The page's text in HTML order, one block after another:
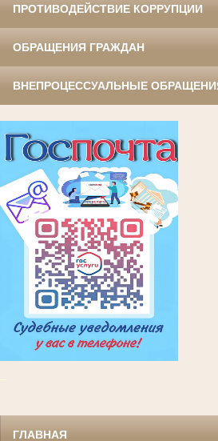
ПРОТИВОДЕЙСТВИЕ КОРРУПЦИИ
ОБРАЩЕНИЯ ГРАЖДАН
ВНЕПРОЦЕССУАЛЬНЫЕ
ГЛАВНАЯ